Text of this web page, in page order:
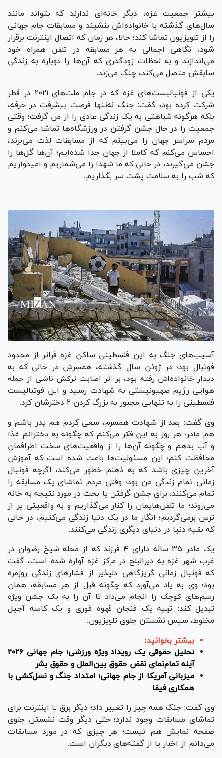
بیشتر جمعیت غزه، دیگر خانه‌ای ندارند که بتواند مانند
سال‌های گذشته با خانواده‌اش بنشیند و مسابقات جام جهانی
را از تلویزیون تماشا کند؛ حالا، هر زمان که اتصال اینترنت برقرار
شود، نگاهی اجمالی به هر مسابقه در تلفن همراه خود
می‌اندازند و به لحظات زودگذری که آن‌ها را دوباره به زندگی
سابقش متصل می‌کند، چنگ می‌زند.
یکی از فوتبالیست‌های غزه که در جام ملت‌های ۲۰۲۱ در قطر
شرکت کرده بود، گفت: جنگ نه‌تنها فرصت پیشرفت در حرفه،
بلکه هرگونه شباهتی به یک زندگی عادی را از من گرفت؛ وقتی
جمعیت را در حال جشن گرفتن در ورزشگاه‌ها تماشا می‌کنم و
مردم سراسر جهان را می‌بینم که از مسابقات لذت می‌برند،
احساس می‌کنم که کاملا از جهان جدا شده‌ایم؛ آن‌ها گل‌ها را
جشن می‌گیرند، در حالی که ما شهدا را می‌شماریم و امیدواریم
که شب را به سلامت پشت سر بگذاریم.
آسیب‌های جنگ به این فلسطینی ساکن غزه فراتر از محدود
فوتبال بود؛ در ژوئن سال گذشته، همسرش در حالی که به
دیدار خانواده‌اش رفته بود، بر اثر اصابت ترکش ناشی از حمله
هوایی رژیم صهیونیستی به شهادت رسید و این فوتبالیست
فلسطینی را به تنهایی مجبور به بزرگ کردن ۲ دخترشان کرد.
وی گفت: بعد از شهادت همسرم، سعی کردم هم پدر باشم و
هم مادر؛ هر روز به این فکر می‌کنم که چگونه به دخترانم غذا
و آب بدهم و چگونه آن‌ها را از واقعیت‌های سخت اطرافمان
محافظت کنم؛ این مسئولیت‌ها باعث شده است که آموزش
آخرین چیزی باشد که به ذهنم خطور می‌کند، اگرچه فوتبال
زمانی تمام زندگی من بود؛ وقتی مردم تماشای یک مسابقه را
تمام می‌کنند، برای جشن گرفتن یا بحث در مورد نتیجه به خانه
می‌روند؛ ما تلفن‌هایمان را کنار می‌گذاریم و به واقعیتی پر از
ترس برمی‌گردیم؛ انگار ما در یک دنیا زندگی می‌کنیم، در حالی
که بقیه دنیا در دنیای دیگری زندگی می‌کنند.
یک مادر ۳۵ ساله دارای ۴ فرزند که از محله شیخ رضوان در
غرب شهر غزه به دیرالبلح در مرکز غزه آواره شده است، گفت
که فوتبال زمانی گریزگاهی دلپذیر از فشار‌های زندگی روزمره
بود؛ وی به یاد می‌آورد که چگونه قبل از هر مسابقه، همان
رسم‌های کوچک را انجام می‌داد تا آن را به یک جشن ویژه
تبدیل کند: تهیه یک فنجان قهوه فوری و یک کاسه آجیل
مخلوط، سپس نشستن جلوی تلویزیون.
بیشتر بخوانید:
تحلیل حقوقی یک رویداد ویژه ورزشی؛ جام جهانی ۲۰۲۶
آینه تمام‌نمای نقض حقوق بین‌الملل و حقوق بشر
میزبانی آمریکا از جام جهانی؛ امتداد جنگ و نسل‌کشی با
همکاری فیفا
وی گفت: جنگ همه چیز را تغییر داد؛ دیگر برق یا اینترنت برای
تماشای مسابقات وجود ندارد؛ حتی دیگر وقت نشستن جلوی
صفحه نمایش هم نیست؛ هر چیزی که در مورد مسابقات
می‌دانم از اخبار یا از گفته‌های دیگران است.